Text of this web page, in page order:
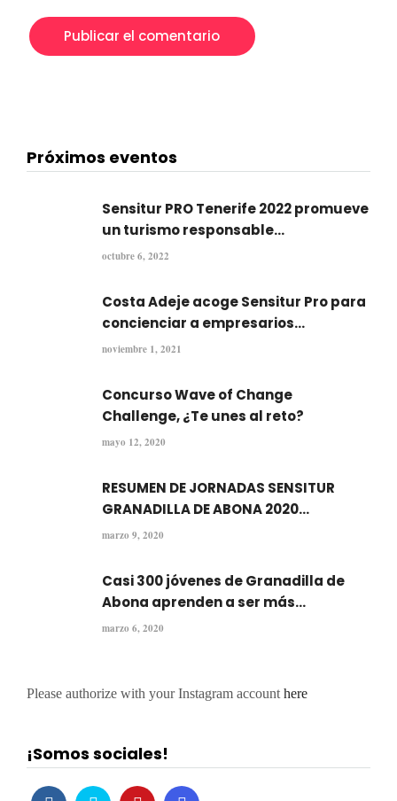
Próximos eventos
Sensitur PRO Tenerife 2022 promueve
un turismo responsable...
octubre 6, 2022
Costa Adeje acoge Sensitur Pro para
concienciar a empresarios...
noviembre 1, 2021
Concurso Wave of Change
Challenge, ¿Te unes al reto?
mayo 12, 2020
RESUMEN DE JORNADAS SENSITUR
GRANADILLA DE ABONA 2020...
marzo 9, 2020
Casi 300 jóvenes de Granadilla de
Abona aprenden a ser más...
marzo 6, 2020
Please authorize with your Instagram accounthere
¡Somos sociales!